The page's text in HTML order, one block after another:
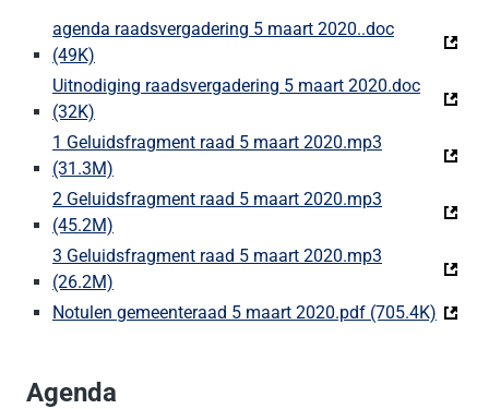
agenda raadsvergadering 5 maart 2020..doc
(49K)
Uitnodiging raadsvergadering 5 maart 2020.doc
(32K)
1 Geluidsfragment raad 5 maart 2020.mp3
(31.3M)
2 Geluidsfragment raad 5 maart 2020.mp3
(45.2M)
3 Geluidsfragment raad 5 maart 2020.mp3
(26.2M)
Notulen gemeenteraad 5 maart 2020.pdf (705.4K)
Agenda